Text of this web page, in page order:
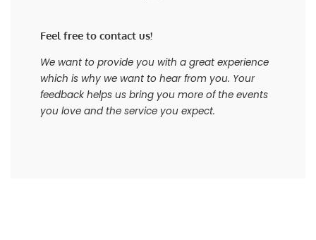
Feel free to contact us!
We want to provide you with a great experience
which is why we want to hear from you. Your
feedback helps us bring you more of the events
you love and the service you expect.